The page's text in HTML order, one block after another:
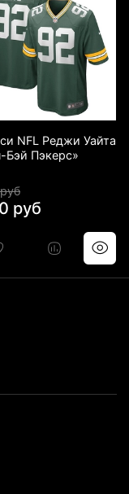
NFL Реджи Уайта
Бэй Пэкерс»
руб